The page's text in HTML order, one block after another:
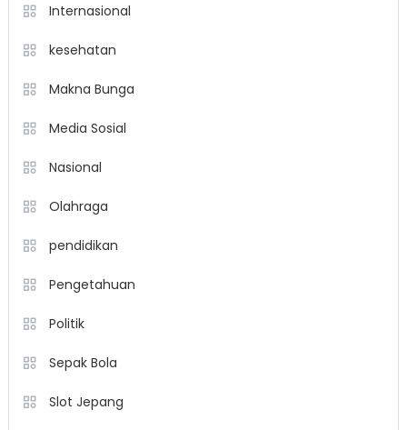
Internasional
kesehatan
Makna Bunga
Media Sosial
Nasional
Olahraga
pendidikan
Pengetahuan
Politik
Sepak Bola
Slot Jepang